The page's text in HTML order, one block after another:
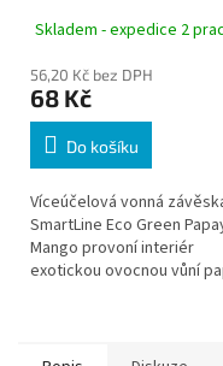
závěska
Skladem - expedice 2
56,20 Kč bez DPH
68 Kč
Do košíku
Víceúčelová vonná
SmartLine Eco Green
Mango provoní interiér
exotickou ovocnou vůní